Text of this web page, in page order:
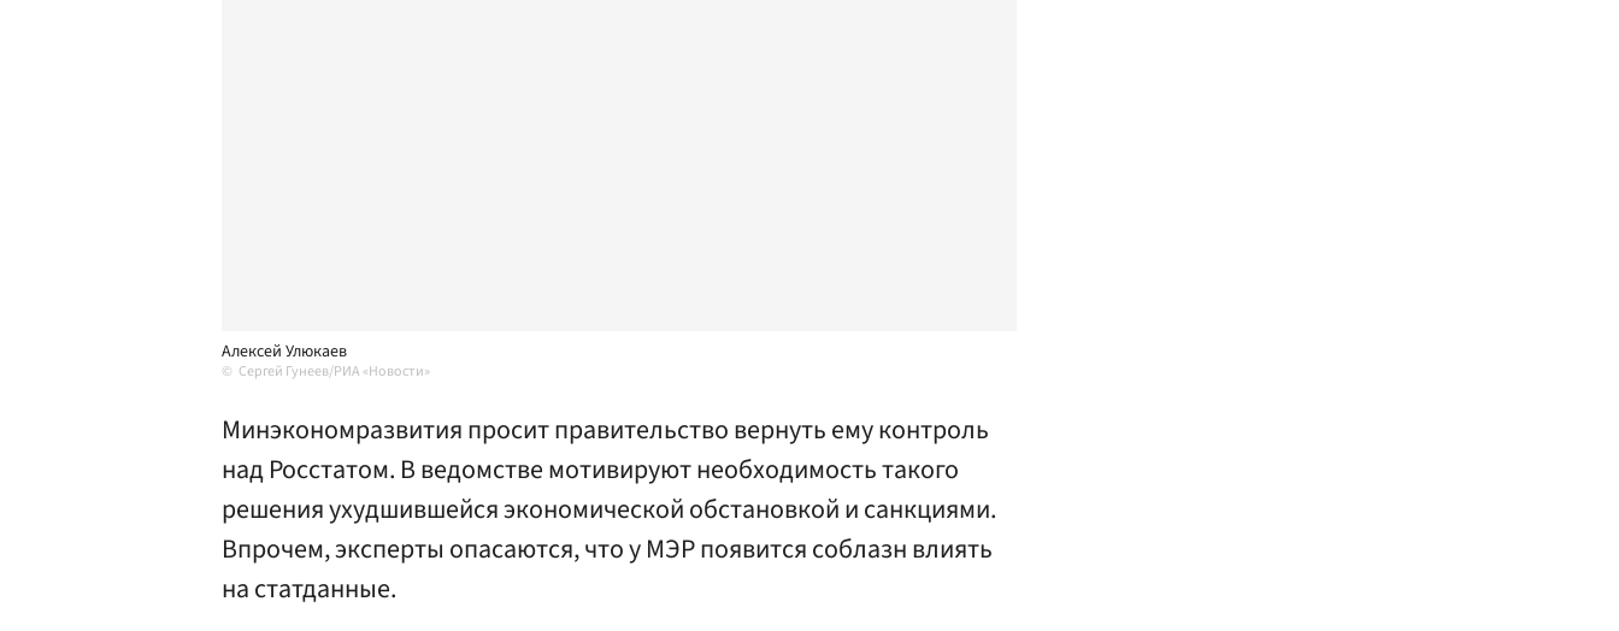
Алексей Улюкаев
Сергей Гунеев/РИА «Новости»
Минэкономразвития просит правительство вернуть ему контроль
над Росстатом. В ведомстве мотивируют необходимость такого
решения ухудшившейся экономической обстановкой и санкциями.
Впрочем, эксперты опасаются, что у МЭР появится соблазн влиять
на статданные.